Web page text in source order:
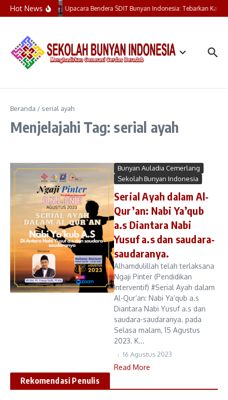
Lewati ke konten
Hot News Upacara Bendera SDIT Bunyan Indonesia: Tebarkan
Beranda / serial ayah
Menjelajahi Tag: serial ayah
Bunyan Auladia Cemerlang
Sekolah Bunyan Indonesia
Serial Ayah dalam Al-
Qur’an: Nabi Ya’qub
a.s Diantara Nabi
Yusuf a.s dan saudara-
saudaranya.
Alhamdulillah telah terlaksana
Ngaji Pinter (Pendidikan
Interventif) #Serial Ayah dalam
Al-Qur’an: Nabi Ya’qub a.s
Diantara Nabi Yusuf a.s dan
saudara-saudaranya. pada
Selasa malam, 15 Agustus
2023. K...
16 Agustus 2023
Read More
Rekomendasi Penulis